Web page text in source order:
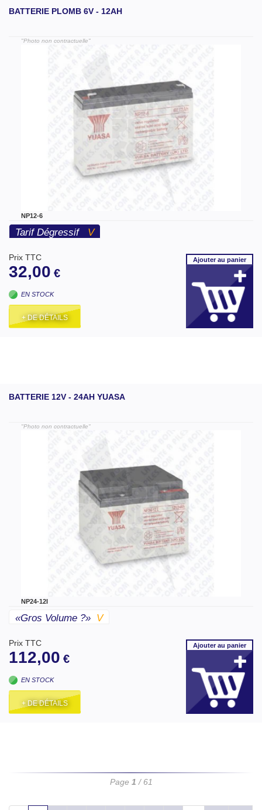
BATTERIE PLOMB 6V - 12AH
"Photo non contractuelle"
NP12-6
Tarif Dégressif V
Prix TTC
32,00 €
EN STOCK
+ DE DÉTAILS
Ajouterau panier
BATTERIE 12V - 24AH YUASA
"Photo non contractuelle"
NP24-12I
«gros Volume ?» V
Prix TTC
112,00 €
EN STOCK
+ DE DÉTAILS
Ajouterau panier
Page 1 / 61